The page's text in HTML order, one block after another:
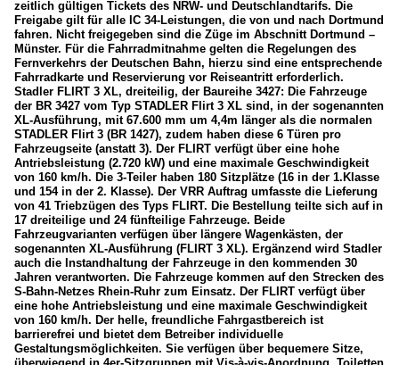
zeitlich gültigen Tickets des NRW- und Deutschlandtarifs. Die
Freigabe gilt für alle IC 34-Leistungen, die von und nach Dortmund
fahren. Nicht freigegeben sind die Züge im Abschnitt Dortmund –
Münster. Für die Fahrradmitnahme gelten die Regelungen des
Fernverkehrs der Deutschen Bahn, hierzu sind eine entsprechende
Fahrradkarte und Reservierung vor Reiseantritt erforderlich.
Stadler FLIRT 3 XL, dreiteilig, der Baureihe 3427: Die Fahrzeuge
der BR 3427 vom Typ STADLER Flirt 3 XL sind, in der sogenannten
XL-Ausführung, mit 67.600 mm um 4,4m länger als die normalen
STADLER Flirt 3 (BR 1427), zudem haben diese 6 Türen pro
Fahrzeugseite (anstatt 3). Der FLIRT verfügt über eine hohe
Antriebsleistung (2.720 kW) und eine maximale Geschwindigkeit
von 160 km/h. Die 3-Teiler haben 180 Sitzplätze (16 in der 1.Klasse
und 154 in der 2. Klasse). Der VRR Auftrag umfasste die Lieferung
von 41 Triebzügen des Typs FLIRT. Die Bestellung teilte sich auf in
17 dreiteilige und 24 fünfteilige Fahrzeuge. Beide
Fahrzeugvarianten verfügen über längere Wagenkästen, der
sogenannten XL-Ausführung (FLIRT 3 XL). Ergänzend wird Stadler
auch die Instandhaltung der Fahrzeuge in den kommenden 30
Jahren verantworten. Die Fahrzeuge kommen auf den Strecken des
S-Bahn-Netzes Rhein-Ruhr zum Einsatz. Der FLIRT verfügt über
eine hohe Antriebsleistung und eine maximale Geschwindigkeit
von 160 km/h. Der helle, freundliche Fahrgastbereich ist
barrierefrei und bietet dem Betreiber individuelle
Gestaltungsmöglichkeiten. Sie verfügen über bequemere Sitze,